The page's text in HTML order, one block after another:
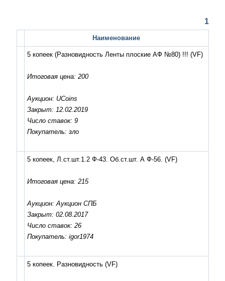
1
Наименование
5 копеек (Разновидность Ленты плоские АФ №80) !!! (VF)
Итоговая цена: 200
Аукцион: UCoins
Закрыт: 12.02.2019
Число ставок: 9
Покупатель: зло
5 копеек, Л.ст.шт.1.2 Ф-43. Об.ст.шт. А Ф-56. (VF)
Итоговая цена: 215
Аукцион: Аукцион СПБ
Закрыт: 02.08.2017
Число ставок: 26
Покупатель: igor1974
5 копеек. Разновидность(VF)